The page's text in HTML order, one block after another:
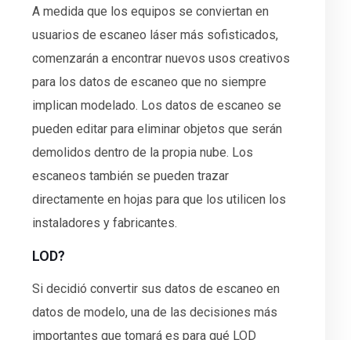
A medida que los equipos se conviertan en
usuarios de escaneo láser más sofisticados,
comenzarán a encontrar nuevos usos creativos
para los datos de escaneo que no siempre
implican modelado. Los datos de escaneo se
pueden editar para eliminar objetos que serán
demolidos dentro de la propia nube. Los
escaneos también se pueden trazar
directamente en hojas para que los utilicen los
instaladores y fabricantes.
LOD?
Si decidió convertir sus datos de escaneo en
datos de modelo, una de las decisiones más
importantes que tomará es para qué LOD